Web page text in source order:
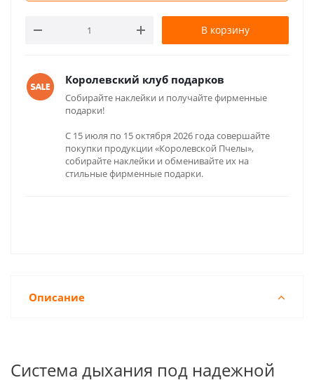
В корзину
Королевский клуб подарков
Собирайте наклейки и получайте фирменные
подарки!
С 15 июля по 15 октября 2026 года совершайте
покупки продукции «Королевской Пчелы»,
собирайте наклейки и обменивайте их на
стильные фирменные подарки.
Описание
Система дыхания под надежной